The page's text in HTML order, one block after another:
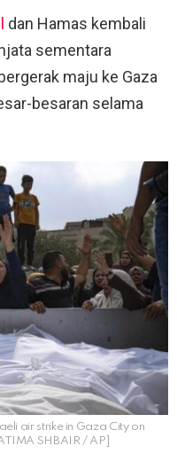
dan Hamas kembali
sementara
maju ke Gaza
besaran selama
air strike in Gaza City on
SHBAIR / AP]